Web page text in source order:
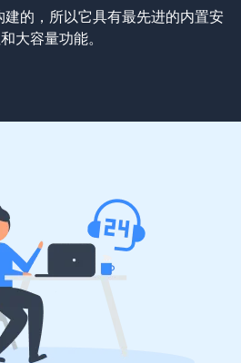
的，所以它具有最先进的内置安
大容量功能。